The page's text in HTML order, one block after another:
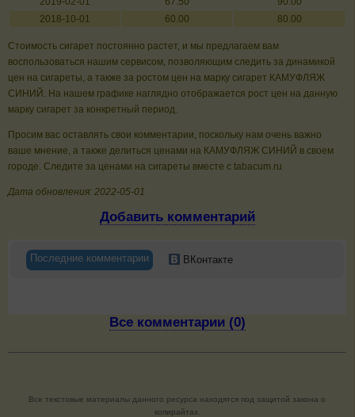
2018-10-01
60.00 80.00
Стоимость сигарет постоянно растет, и мы предлагаем вам
воспользоваться нашим сервисом, позволяющим следить за динамикой
цен на сигареты, а также за ростом цен на марку сигарет КАМУФЛЯЖ
СИНИЙ. На нашем графике наглядно отображается рост цен на данную
марку сигарет за конкретный период.
Просим вас оставлять свои комментарии, поскольку нам очень важно
ваше мнение, а также делиться ценами на КАМУФЛЯЖ СИНИЙ в своем
городе. Следите за ценами на сигареты вместе с tabacum.ru
Дата обновления: 2022-05-01
Добавить комментарий
Последние комментарии ВКонтакте
Все комментарии (0)
Все текстовые материалы данного ресурса находятся под защитой закона о
копирайтах.